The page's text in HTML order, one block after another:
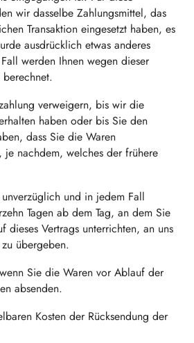
wir dasselbe Zahlungsmittel, das
Transaktion eingesetzt haben, es
ausdrücklich etwas anderes
werden Ihnen wegen dieser
berechnet.
verweigern, bis wir die
haben oder bis Sie den
dass Sie die Waren
je nachdem, welches der frühere
und in jedem Fall
Tagen ab dem Tag, an dem Sie
dieses Vertrags unterrichten, an uns
übergeben.
Sie die Waren vor Ablauf der
absenden.
Kosten der Rücksendung der